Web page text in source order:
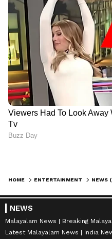
HOME ENTERTAINMENT NEWS
NEWS
Malayalam News
Breaking
Latest Malayalam News
India